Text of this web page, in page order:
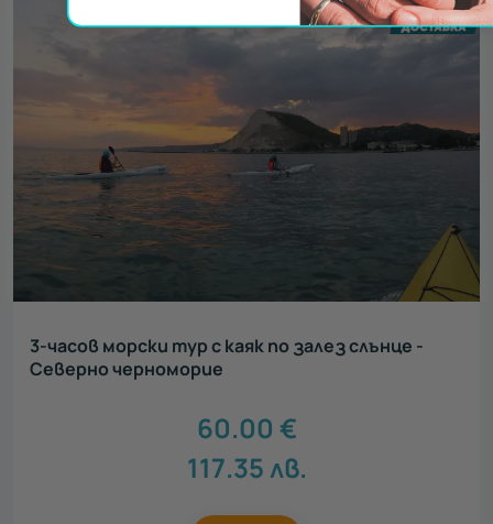
3-часов морски тур с каяк по залез слънце -
Северно черноморие
60.00 €
117.35лв.